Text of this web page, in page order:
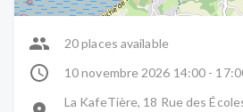
20 places available
10 novembre 2026 14:00 -
La KafeTière, 18 Rue des